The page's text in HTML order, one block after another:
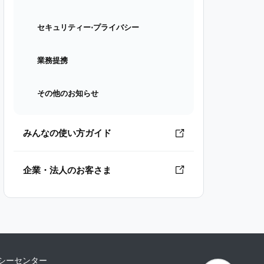
セキュリティー⋅プライバシー
業務提携
その他のお知らせ
みんなの使い方ガイド
企業・法人のお客さま
ーセンター